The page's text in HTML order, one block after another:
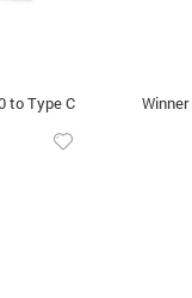
to Type C